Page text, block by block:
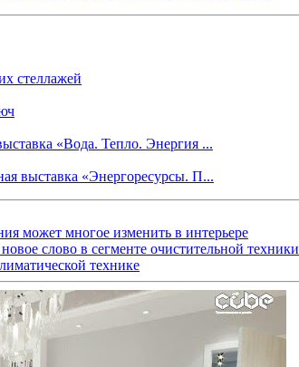
стеллажей
«Вода. Тепло. Энергия ...
выставка «Энергоресурсы. П...
может многое изменить в интерьере
слово в сегменте очистительной техники
технике